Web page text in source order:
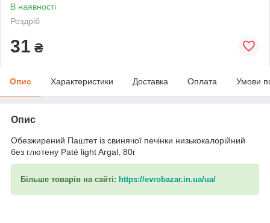
В наявності
Роздріб
31 ₴
Опис Характеристики Доставка Оплата Умови
Опис
Обезжирений Паштет із свинячої печінки низькокалорійний
без глютену Paté light Argal, 80г
Більше товарів на сайті: https://evrobazar.in.ua/ua/